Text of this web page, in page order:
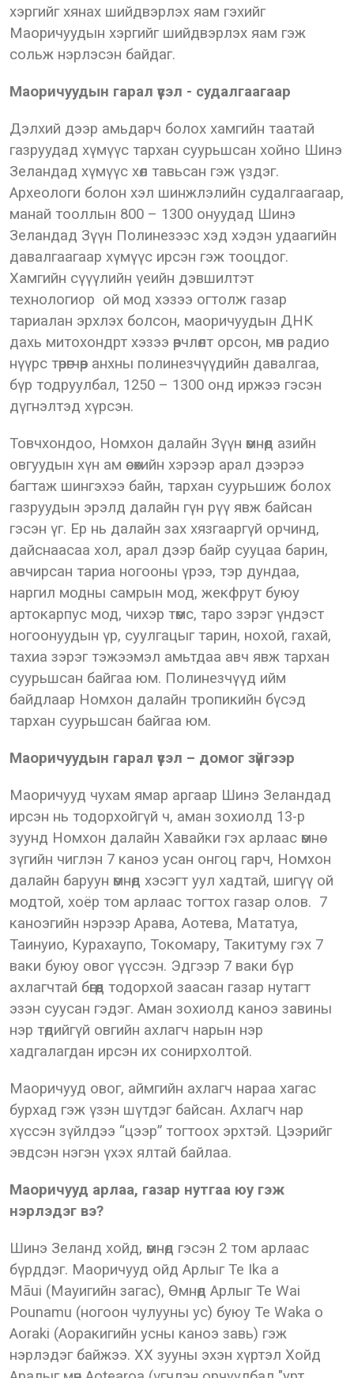
хэргийг хянах шийдвэрлэх яам гэхийг
Маоричуудын хэргийг шийдвэрлэх яам гэж
сольж нэрлэсэн байдаг.
Маоричуудын гарал үүсэл - судалгаагаар
Дэлхий дээр амьдарч болох хамгийн таатай
газруудад хүмүүс тархан суурьшсан хойно Шинэ
Зеландад хүмүүс хөл тавьсан гэж үздэг.
Археологи болон хэл шинжлэлийн судалгаагаар,
манай тооллын 800 – 1300 онуудад Шинэ
Зеландад Зүүн Полинезээс хэд хэдэн удаагийн
давалгаагаар хүмүүс ирсэн гэж тооцдог.
Хамгийн сүүүлийн үеийн дэвшилтэт
технологиор ой мод хэзээ огтолж газар
тариалан эрхлэх болсон, маоричуудын ДНК
дахь митохондрт хэзээ өөрчлөлт орсон, мөн радио
нүүрс төрөгчөөр анхны полинезчүүдийн давалгаа,
бүр тодруулбал, 1250 – 1300 онд иржээ гэсэн
дүгнэлтэд хүрсэн.
Товчхондоо, Номхон далайн Зүүн өмнөд азийн
овгуудын хүн ам өсөхийн хэрээр арал дээрээ
багтаж шингэхээ байн, тархан суурьшиж болох
газруудын эрэлд далайн гүн рүү явж байсан
гэсэн үг. Ер нь далайн зах хязгааргүй орчинд,
дайснаасаа хол, арал дээр байр сууцаа барин,
авчирсан тариа ногооны үрээ, тэр дундаа,
наргил модны самрын мод, жекфрут буюу
артокарпус мод, чихэр төмс, таро зэрэг үндэст
ногоонуудын үр, суулгацыг тарин, нохой, гахай,
тахиа зэрэг тэжээмэл амьтдаа авч явж тархан
суурьшсан байгаа юм. Полинезчүүд ийм
байдлаар Номхон далайн тропикийн бүсэд
тархан суурьшсан байгаа юм.
Маоричуудын гарал үүсэл – домог зүйгээр
Маоричууд чухам ямар аргаар Шинэ Зеландад
ирсэн нь тодорхойгүй ч, аман зохиолд 13-р
зуунд Номхон далайн Хавайки гэх арлаас өмнө
зүгийн чиглэн 7 каноэ усан онгоц гарч, Номхон
далайн баруун өмнөд хэсэгт уул хадтай, шигүү ой
модтой, хоёр том арлаас тогтох газар олов. 7
каноэгийн нэрээр Арава, Аотева, Мататуа,
Таинуио, Курахаупо, Токомару, Такитуму гэх 7
ваки буюу овог үүссэн. Эдгээр 7 ваки бүр
ахлагчтай бөгөөд тодорхой заасан газар нутагт
эзэн суусан гэдэг. Аман зохиолд каноэ завины
нэр төдийгүй овгийн ахлагч нарын нэр
хадгалагдан ирсэн их сонирхолтой.
Маоричууд овог, аймгийн ахлагч нараа хагас
бурхад гэж үзэн шүтдэг байсан. Ахлагч нар
хүссэн зүйлдээ “цээр” тогтоох эрхтэй. Цээрийг
эвдсэн нэгэн үхэх ялтай байлаа.
Маоричууд арлаа, газар нутгаа юу гэж
нэрлэдэг вэ?
Шинэ Зеланд хойд, өмнөд гэсэн 2 том арлаас
бүрддэг. Маоричууд ойд Арлыг Te Ika a
Māui (Мауигийн загас), Өмнөд Арлыг Te Wai
Pounamu (ногоон чулууны ус) буюу Te Waka o
Aoraki (Аоракигийн усны каноэ завь) гэж
нэрлэдэг байжээ. XX зууны эхэн хүртэл Хойд